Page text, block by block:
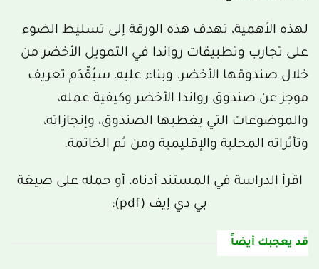
لهذه الأهمية، تهدف هذه الورقة إلى تسليط الضوء
على تجارب وتطبيقات رواندا في التمويل الأخضر من
خلال صندوقها الأخضر. وبناء عليه، سيُقّدَم تعريف
موجز عن صندوق رواندا الأخضر وكيفية عمله،
والموضوعات التي يغطيها الصندوق، وإنجازاته،
وتأثراته المحلية والإقليمية ومن ثم الخاتمة.
اقرأ الدراسة في المستند أدناه، أو حمله على صيغة
بي دي إيف (pdf):
قد يعجبك أيضاً